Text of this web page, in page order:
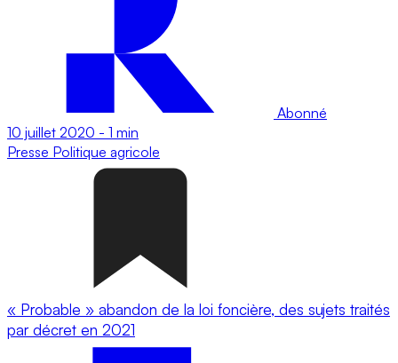
Abonné
10 juillet 2020 - 1 min
Presse Politique agricole
« Probable » abandon de la loi foncière, des sujets traités
par décret en 2021